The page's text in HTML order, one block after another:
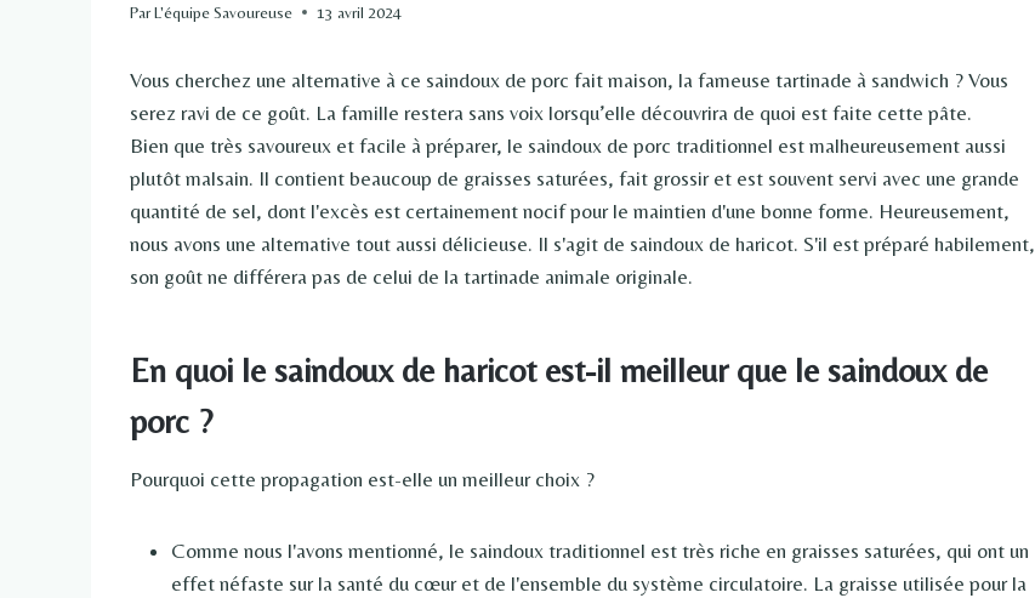
ParL'équipe Savoureuse 13 avril 2024
Vous cherchez une alternative à ce saindoux de porc fait maison, la fameuse tartinade à sandwich ? Vous
serez ravi de ce goût. La famille restera sans voix lorsqu’elle découvrira de quoi est faite cette pâte.
Bien que très savoureux et facile à préparer, le saindoux de porc traditionnel est malheureusement aussi
plutôt malsain. Il contient beaucoup de graisses saturées, fait grossir et est souvent servi avec une grande
quantité de sel, dont l'excès est certainement nocif pour le maintien d'une bonne forme. Heureusement,
nous avons une alternative tout aussi délicieuse. Il s'agit de saindoux de haricot. S'il est préparé habilement,
son goût ne différera pas de celui de la tartinade animale originale.
En quoi le saindoux de haricot est-il meilleur que le saindoux de
porc ?
Pourquoi cette propagation est-elle un meilleur choix ?
Comme nous l'avons mentionné, le saindoux traditionnel est très riche en graisses saturées, qui ont un
effet néfaste sur la santé du cœur et de l'ensemble du système circulatoire. La graisse utilisée pour la